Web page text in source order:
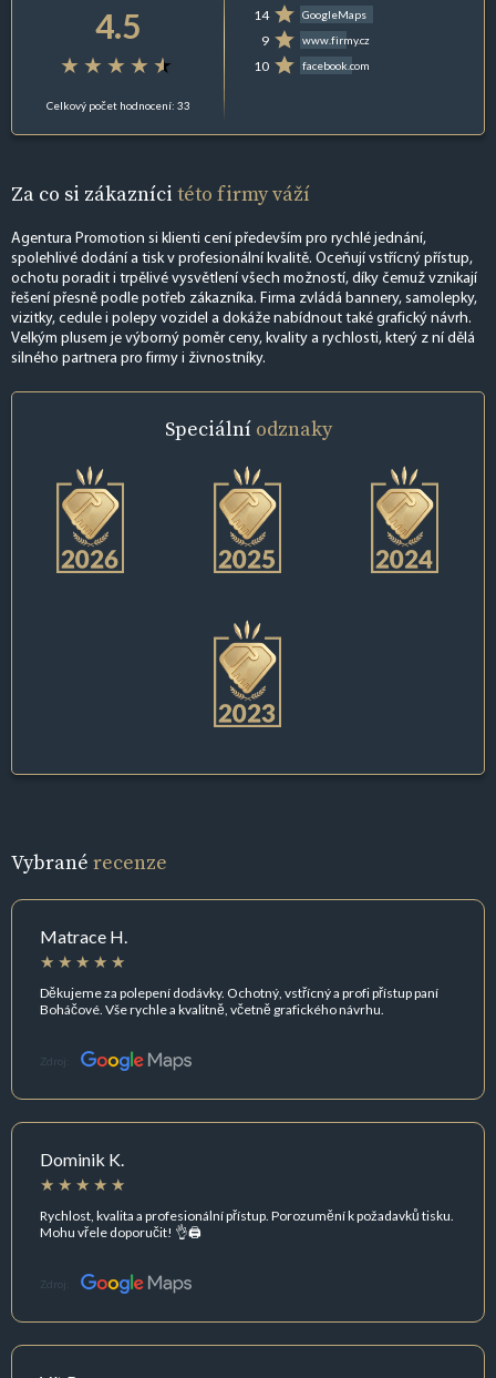
4.5
Celkový počet hodnocení: 33
14 GoogleMaps
9 www.firmy.cz
10 facebook.com
Za co si zákazníci této firmy váží
Agentura Promotion si klienti cení především pro rychlé jednání,
spolehlivé dodání a tisk v profesionální kvalitě. Oceňují vstřícný přístup,
ochotu poradit i trpělivé vysvětlení všech možností, díky čemuž vznikají
řešení přesně podle potřeb zákazníka. Firma zvládá bannery, samolepky,
vizitky, cedule i polepy vozidel a dokáže nabídnout také grafický návrh.
Velkým plusem je výborný poměr ceny, kvality a rychlosti, který z ní dělá
silného partnera pro firmy i živnostníky.
Speciální odznaky
Vybrané recenze
Matrace H.
Děkujeme za polepení dodávky. Ochotný, vstřícný a profi přístup paní
Boháčové. Vše rychle a kvalitně, včetně grafického návrhu.
Zdroj:
Dominik K.
Rychlost, kvalita a profesionální přístup. Porozumění k požadavků tisku.
Mohu vřele doporučit! 👌🖨️
Zdroj: